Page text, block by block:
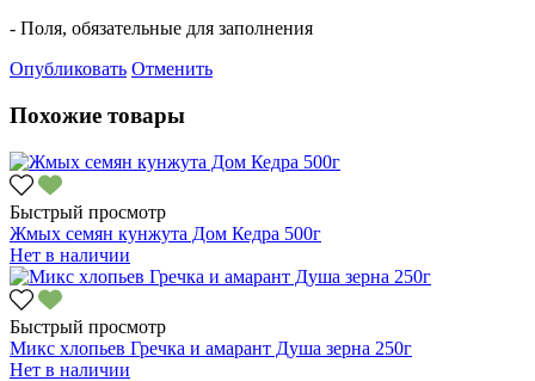
- Поля, обязательные для заполнения
Опубликовать Отменить
Похожие товары
Быстрый просмотр
Жмых семян кунжута Дом Кедра 500г
Нет в наличии
Быстрый просмотр
Микс хлопьев Гречка и амарант Душа зерна 250г
Нет в наличии